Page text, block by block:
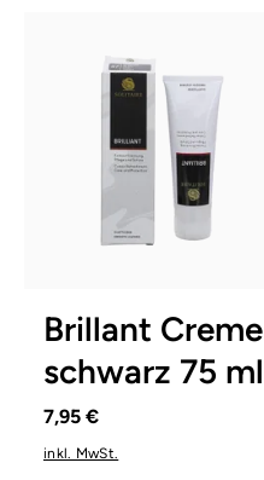
Brillant Creme
schwarz 75 ml
7,95 €
inkl. MwSt.